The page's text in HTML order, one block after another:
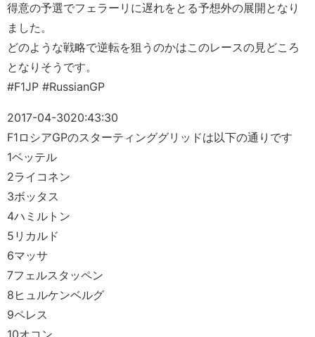
得意の予選でフェラーリに遅れをとる予想外の展開となり
ました。
どのような戦略で逆転を狙うのかはこのレースの見どころ
となりそうです。
#F1JP #RussianGP
2017-04-3020:43:30
F1ロシアGPのスターティンググリッドは以下の通りです
1ベッテル
2ライコネン
3ボッタス
4ハミルトン
5リカルド
6マッサ
7フェルスタッペン
8ヒュルケンベルグ
9ペレス